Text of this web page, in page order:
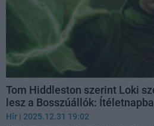
Tom Hiddleston szerint Loki
lesz a Bosszúállók:
Hír | 2025.12.31 19:02